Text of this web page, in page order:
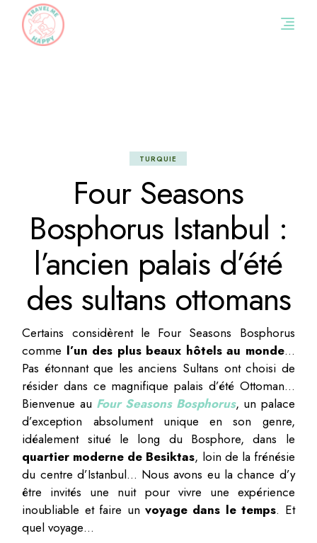
content
TURQUIE
Four Seasons
Bosphorus Istanbul :
l’ancien palais d’été
des sultans ottomans
Certains considèrent le Four Seasons Bosphorus
comme l’un des plus beaux hôtels au monde…
Pas étonnant que les anciens Sultans ont choisi de
résider dans ce magnifique palais d’été Ottoman…
Bienvenue au Four Seasons Bosphorus, un palace
d’exception absolument unique en son genre,
idéalement situé le long du Bosphore, dans le
quartier moderne de Besiktas, loin de la frénésie
du centre d’Istanbul… Nous avons eu la chance d’y
être invités une nuit pour vivre une expérience
inoubliable et faire un voyage dans le temps. Et
quel voyage…